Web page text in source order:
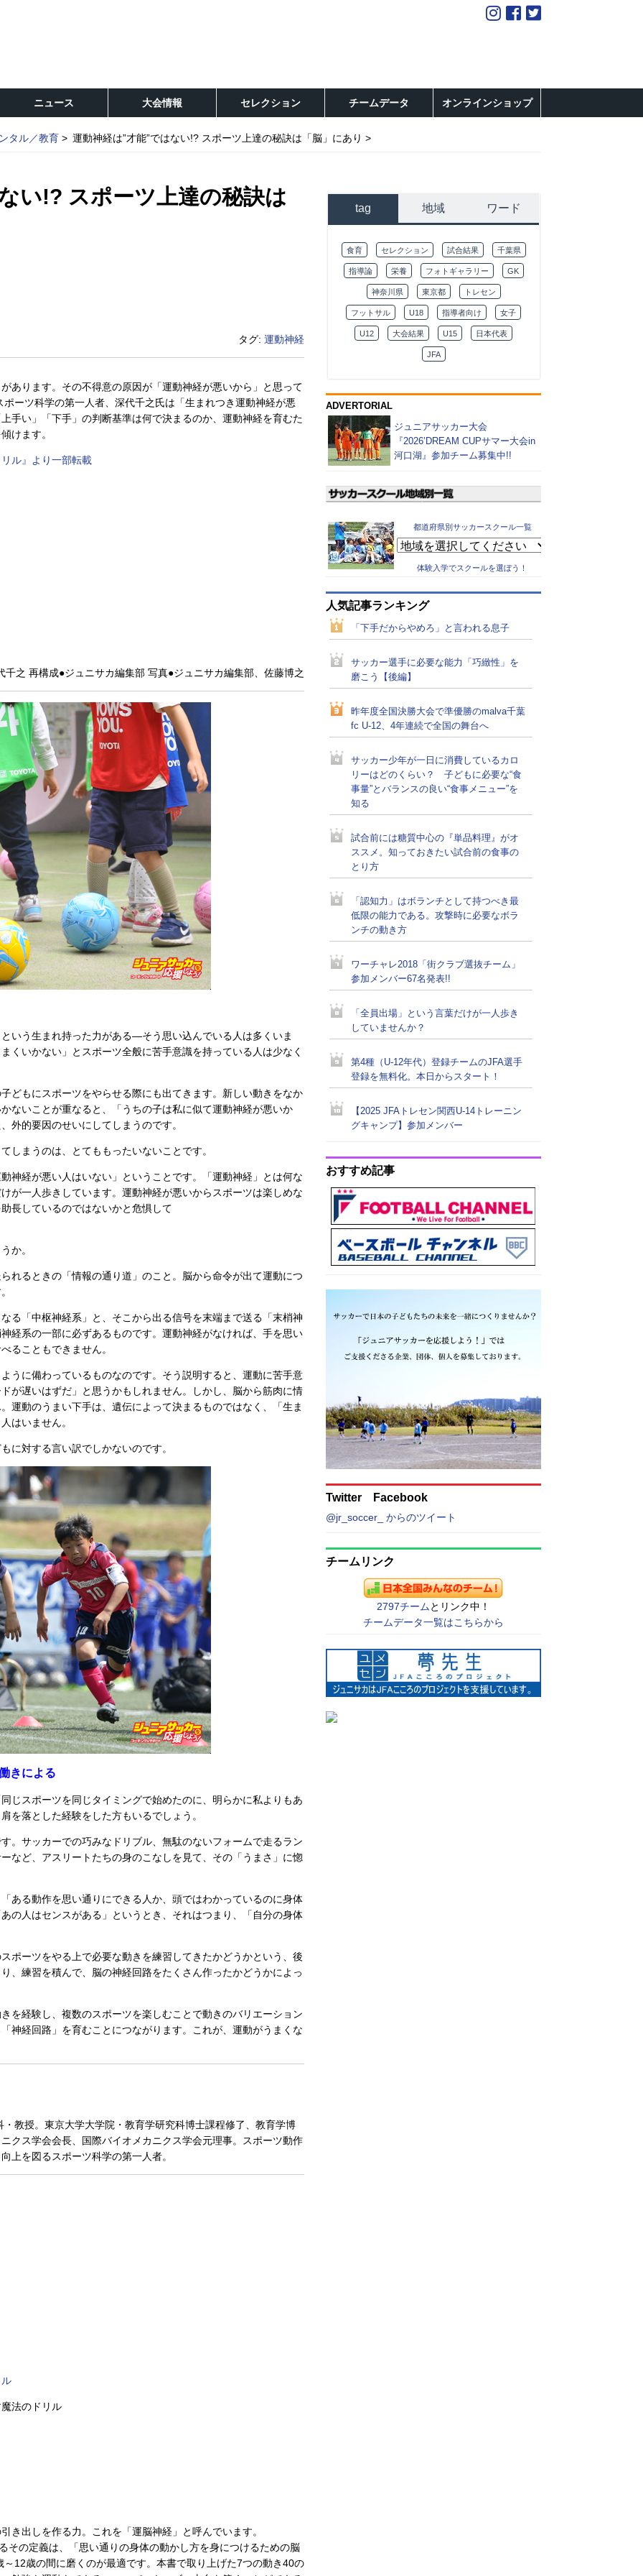
ニュース 大会情報 セレクション チームデータ オンラインショップ
タル／教育 運動神経は”才能”ではない!? スポーツ上達の秘訣は「脳」にあり
い!? スポーツ上達の秘訣は
タグ: 運動神経
あります。その不得意の原因が「運動神経が悪いから」と思って
ーツ科学の第一人者、深代千之氏は「生まれつき運動神経が悪
手い」「下手」の判断基準は何で決まるのか、運動神経を育むた
けます。
ル』より一部転載
千之 再構成●ジュニサカ編集部 写真●ジュニサカ編集部、佐藤博之
う生まれ持った力がある―そう思い込んでいる人は多くいま
くいかない」とスポーツ全般に苦手意識を持っている人は少なく
もにスポーツをやらせる際にも出てきます。新しい動きをなか
ないことが重なると、「うちの子は私に似て運動神経が悪いか
外的要因のせいにしてしまうのです。
まうのは、とてももったいないことです。
経が悪い人はいない」ということです。「運動神経」とは何な
が一人歩きしています。運動神経が悪いからスポーツは楽しめな
長しているのではないかと危惧して
か。
るときの「情報の通り道」のこと。脳から命令が出て運動につ
「中枢神経系」と、そこから出る信号を末端まで送る「末梢神
経系の一部に必ずあるものです。運動神経がなければ、手を思い
ることもできません。
に備わっているものなのです。そう説明すると、運動に苦手意
が遅いはずだ」と思うかもしれません。しかし、脳から筋肉に情
運動のうまい下手は、遺伝によって決まるものではなく、「生ま
はいません。
対する言い訳でしかないのです。
きによる
スポーツを同じタイミングで始めたのに、明らかに私よりもあ
を落とした経験をした方もいるでしょう。
サッカーでの巧みなドリブル、無駄のないフォームで走るラン
など、アスリートたちの身のこなしを見て、その「うまさ」に惚
る動作を思い通りにできる人か、頭ではわかっているのに身体
の人はセンスがある」というとき、それはつまり、「自分の身体
ーツをやる上で必要な動きを練習してきたかどうかという、後
、練習を積んで、脳の神経回路をたくさん作ったかどうかによっ
経験し、複数のスポーツを楽しむことで動きのバリエーション
神経回路」を育むことにつながります。これが、運動がうまくな
教授。東京大学大学院・教育学研究科博士課程修了、教育学博
クス学会会長、国際バイオメカニクス学会元理事。スポーツ動作
上を図るスポーツ科学の第一人者。
法のドリル
き出しを作る力。これを「運脳神経」と呼んでいます。
その定義は、「思い通りの身体の動かし方を身につけるための脳
12歳の間に磨くのが最適です。本書で取り上げた7つの動き40の
tag 地域 ワード
食育 セレクション 試合結果 千葉県
指導論 栄養 フォトギャラリー GK
神奈川県 東京都 トレセン
フットサル U18 指導者向け 女子
U12 大会結果 U15 日本代表
JFA
ADVERTORIAL
ジュニアサッカー大会
『2026’DREAM CUPサマー大会in
河口湖』参加チーム募集中!!
都道府県別サッカースクール一覧
体験入学でスクールを選ぼう！
人気記事ランキング
「下手だからやめろ」と言われる息子
サッカー選手に必要な能力「巧緻性」を
磨こう【後編】
昨年度全国決勝大会で準優勝のmalva千葉
fc U-12、4年連続で全国の舞台へ
サッカー少年が一日に消費しているカロ
リーはどのくらい？ 子どもに必要な“食
事量”とバランスの良い“食事メニュー”を
知る
試合前には糖質中心の『単品料理』がオ
ススメ。知っておきたい試合前の食事の
とり方
「認知力」はボランチとして持つべき最
低限の能力である。攻撃時に必要なボラ
ンチの動き方
ワーチャレ2018「街クラブ選抜チーム」
参加メンバー67名発表!!
「全員出場」という言葉だけが一人歩き
していませんか？
第4種（U-12年代）登録チームのJFA選手
登録を無料化。本日からスタート！
【2025 JFAトレセン関西U-14トレーニン
グキャンプ】参加メンバー
おすすめ記事
Twitter Facebook
@jr_soccer_ からのツイート
チームリンク
2797チーム とリンク中！
チームデータ一覧はこちらから